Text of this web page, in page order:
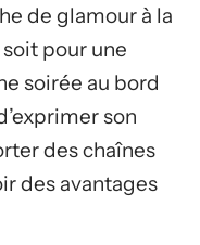
de glamour à la
pour une
soirée au bord
son
des chaînes
des avantages